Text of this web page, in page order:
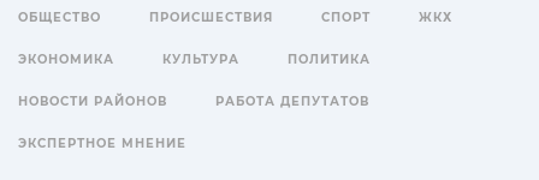
ОБЩЕСТВО ПРОИСШЕСТВИЯ СПОРТ ЖКХ
ЭКОНОМИКА КУЛЬТУРА ПОЛИТИКА
НОВОСТИ РАЙОНОВ РАБОТА ДЕПУТАТОВ
ЭКСПЕРТНОЕ МНЕНИЕ